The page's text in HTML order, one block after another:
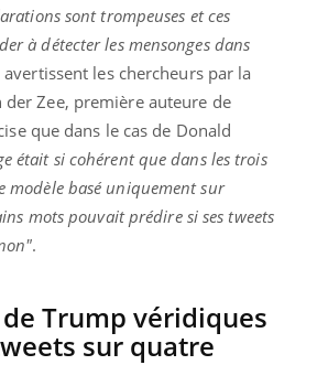
sont trompeuses et ces
à détecter les mensonges dans
avertissent les chercheurs par la
Zee, première auteure de
que dans le cas de Donald
était si cohérent que dans les trois
modèle basé uniquement sur
mots pouvait prédire si ses tweets
.
Trump véridiques
sur quatre